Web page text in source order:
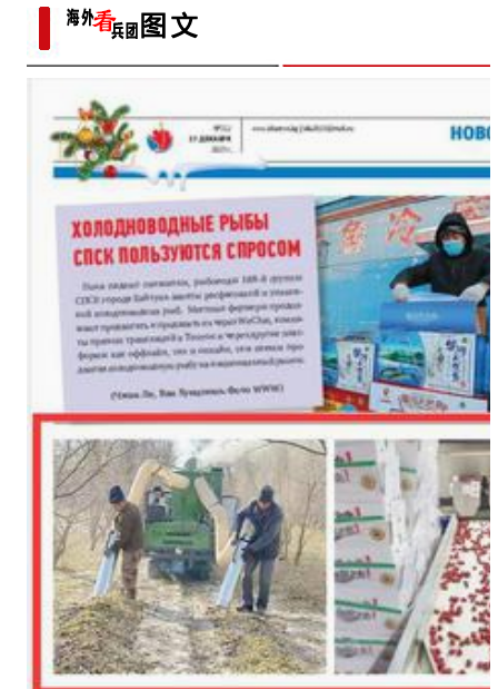
新疆兵团：持续优化营商环
新疆兵团：农业科研成
悠长？